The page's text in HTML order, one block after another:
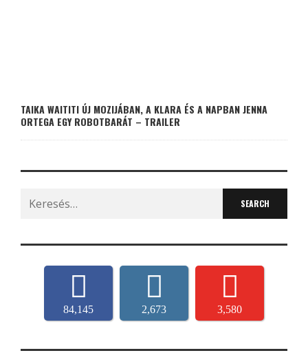
TAIKA WAITITI ÚJ MOZIJÁBAN, A KLARA ÉS A NAPBAN JENNA
ORTEGA EGY ROBOTBARÁT – TRAILER
Search
for:
84,145 2,673 3,580